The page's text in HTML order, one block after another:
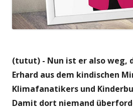
(tutut) - Nun ist er also weg,
Erhard aus dem kindischen
Klimafanatikers und
Damit dort niemand